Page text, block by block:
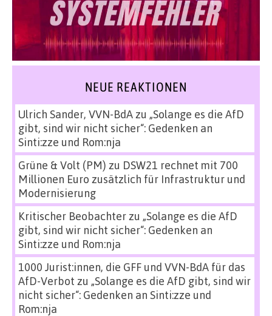
NEUE REAKTIONEN
Ulrich Sander, VVN-BdAzu „Solange es die AfD
gibt, sind wir nicht sicher“: Gedenken an
Sinti:zze und Rom:nja
Grüne & Volt (PM) zu DSW21 rechnet mit 700
Millionen Euro zusätzlich für Infrastruktur und
Modernisierung
Kritischer Beobachterzu „Solange es die AfD
gibt, sind wir nicht sicher“: Gedenken an
Sinti:zze und Rom:nja
1000 Jurist:innen, die GFF und VVN-BdA für das
AfD-Verbot zu „Solange es die AfD gibt, sind wir
nicht sicher“: Gedenken an Sinti:zze und
Rom:nja